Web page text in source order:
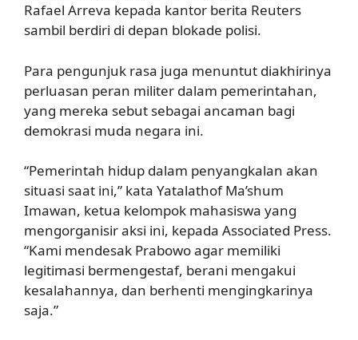
Rafael Arreva kepada kantor berita Reuters
sambil berdiri di depan blokade polisi.
Para pengunjuk rasa juga menuntut diakhirinya
perluasan peran militer dalam pemerintahan,
yang mereka sebut sebagai ancaman bagi
demokrasi muda negara ini.
“Pemerintah hidup dalam penyangkalan akan
situasi saat ini,” kata Yatalathof Ma’shum
Imawan, ketua kelompok mahasiswa yang
mengorganisir aksi ini, kepada Associated Press.
“Kami mendesak Prabowo agar memiliki
legitimasi bermengestaf, berani mengakui
kesalahannya, dan berhenti mengingkarinya
saja.”